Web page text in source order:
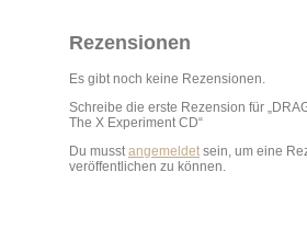
Rezensionen
Es gibt noch keine Rezensionen.
Schreibe die erste Rezension für
The X Experiment CD“
Du musstangemeldetsein, um eine
veröffentlichen zu können.